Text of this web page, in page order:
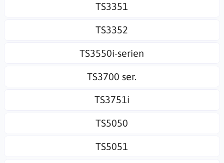
TS3351
TS3352
TS3550i-serien
TS3700 ser.
TS3751i
TS5050
TS5051